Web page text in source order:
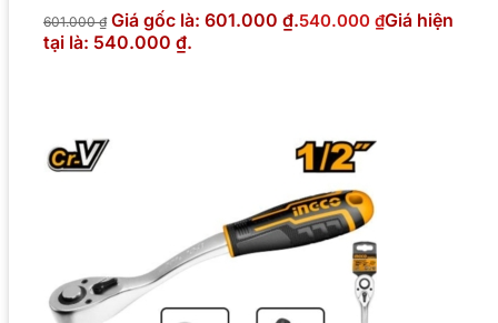
601.000₫ Giá gốc là: 601.000 ₫.540.000 ₫Giá hiện
tại là: 540.000 ₫.